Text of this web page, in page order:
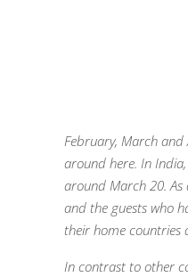
February, March
around here. In
around March 20.
and the guests who
their home countries
In contrast to other